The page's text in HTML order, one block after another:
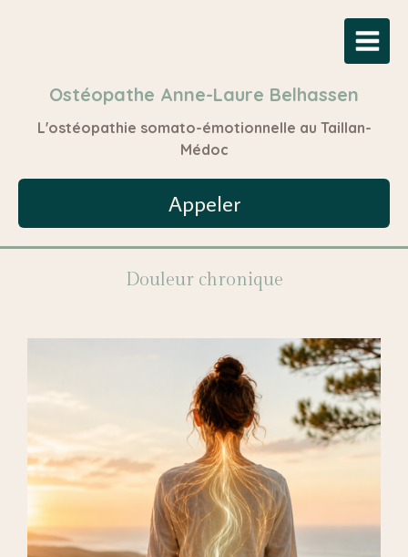
Ostéopathe Anne-Laure Belhassen
L'ostéopathie somato-émotionnelle au Taillan-
Médoc
Appeler
Douleur chronique